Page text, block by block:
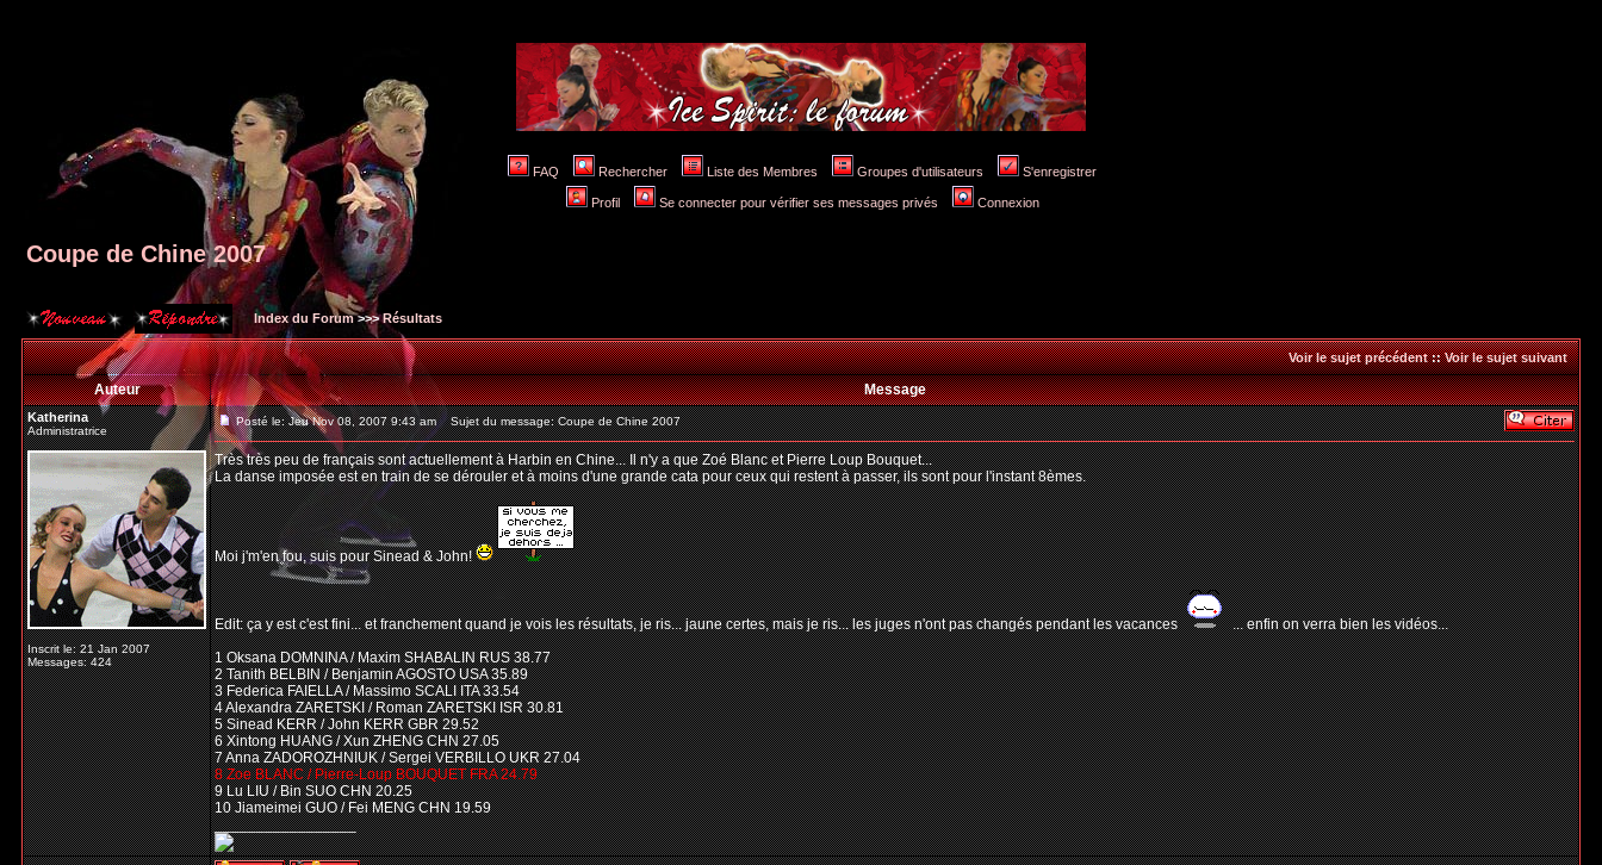
FAQ Rechercher Liste des Membres Groupes d'utilisateurs S'enregistrer
Profil Se connecter pour vérifier ses messages privés Connexion
Coupe de Chine 2007
Index du Forum>>>Résultats
Voir le sujet précédent::Voir le sujet suivant
Auteur Message
Katherina
Administratrice
Inscrit le: 21 Jan 2007
Messages: 424
Posté le: Jeu Nov 08, 2007 9:43 am Sujet du message: Coupe de Chine 2007
Très très peu de français sont actuellement à Harbin en Chine... Il n'y a que Zoé Blanc et Pierre Loup Bouquet...
La danse imposée est en train de se dérouler et à moins d'une grande cata pour ceux qui restent à passer, ils sont pour l'instant 8èmes.
Moi j'm'en fou, suis pour Sinead & John!
Edit: ça y est c'est fini... et franchement quand je vois les résultats, je ris... jaune certes, mais je ris... les juges n'ont pas changés pendant les vacances
... enfin on verra bien les vidéos...
1 Oksana DOMNINA / Maxim SHABALIN RUS 38.77
2 Tanith BELBIN / Benjamin AGOSTO USA 35.89
3 Federica FAIELLA / Massimo SCALI ITA 33.54
4 Alexandra ZARETSKI / Roman ZARETSKI ISR 30.81
5 Sinead KERR / John KERR GBR 29.52
6 Xintong HUANG / Xun ZHENG CHN 27.05
7 Anna ZADOROZHNIUK / Sergei VERBILLO UKR 27.04
8 Zoe BLANC / Pierre-Loup BOUQUET FRA 24.79
9 Lu LIU / Bin SUO CHN 20.25
10 Jiameimei GUO / Fei MENG CHN 19.59
_________________